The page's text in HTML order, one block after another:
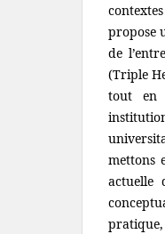
propose
de
(Triple
tout en
mettons
actuelle